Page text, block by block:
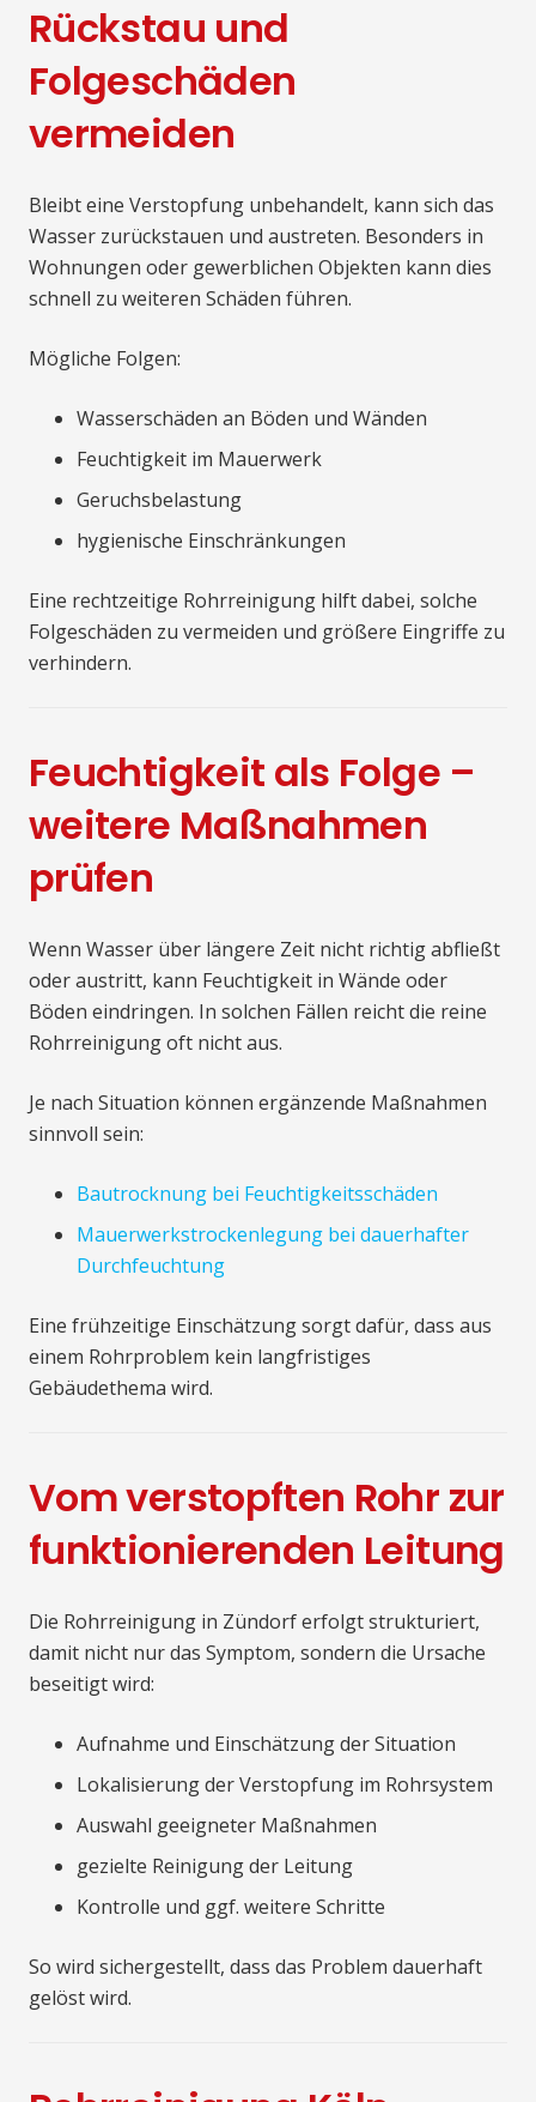
Rückstau und
Folgeschäden
vermeiden
Bleibt eine Verstopfung unbehandelt, kann sich das
Wasser zurückstauen und austreten. Besonders in
Wohnungen oder gewerblichen Objekten kann dies
schnell zu weiteren Schäden führen.
Mögliche Folgen:
Wasserschäden an Böden und Wänden
Feuchtigkeit im Mauerwerk
Geruchsbelastung
hygienische Einschränkungen
Eine rechtzeitige Rohrreinigung hilft dabei, solche
Folgeschäden zu vermeiden und größere Eingriffe zu
verhindern.
Feuchtigkeit als Folge –
weitere Maßnahmen
prüfen
Wenn Wasser über längere Zeit nicht richtig abfließt
oder austritt, kann Feuchtigkeit in Wände oder
Böden eindringen. In solchen Fällen reicht die reine
Rohrreinigung oft nicht aus.
Je nach Situation können ergänzende Maßnahmen
sinnvoll sein:
Bautrocknung bei Feuchtigkeitsschäden
Mauerwerkstrockenlegung bei dauerhafter
Durchfeuchtung
Eine frühzeitige Einschätzung sorgt dafür, dass aus
einem Rohrproblem kein langfristiges
Gebäudethema wird.
Vom verstopften Rohr zur
funktionierenden Leitung
Die Rohrreinigung in Zündorf erfolgt strukturiert,
damit nicht nur das Symptom, sondern die Ursache
beseitigt wird:
Aufnahme und Einschätzung der Situation
Lokalisierung der Verstopfung im Rohrsystem
Auswahl geeigneter Maßnahmen
gezielte Reinigung der Leitung
Kontrolle und ggf. weitere Schritte
So wird sichergestellt, dass das Problem dauerhaft
gelöst wird.